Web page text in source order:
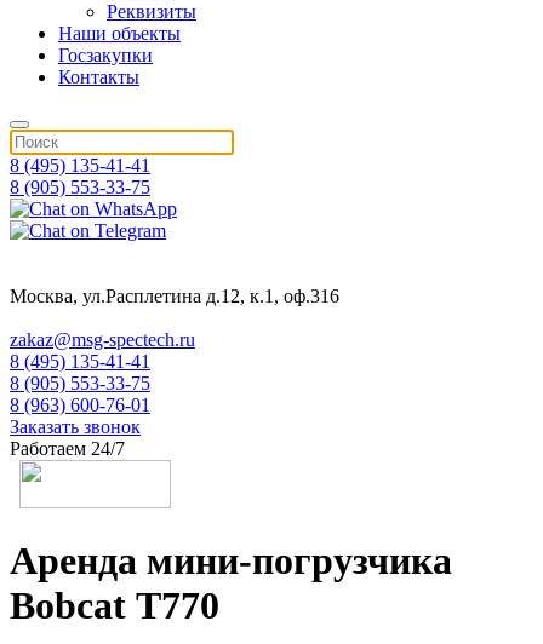
Реквизиты
Наши объекты
Госзакупки
Контакты
8 (495) 135-41-41
8 (905) 553-33-75
Москва, ул.Расплетина д.12, к.1, оф.316
zakaz@msg-spectech.ru
8 (495) 135-41-41
8 (905) 553-33-75
8 (963) 600-76-01
Заказать звонок
Работаем 24/7
Аренда мини-погрузчика
Bobcat Т770